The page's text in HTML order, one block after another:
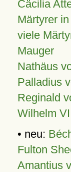
Cäcilia
Märtyrer
viele
Mauger
Nathäus
Palladius
Reginald
Wilhelm
• neu:
Fulton
Amantius